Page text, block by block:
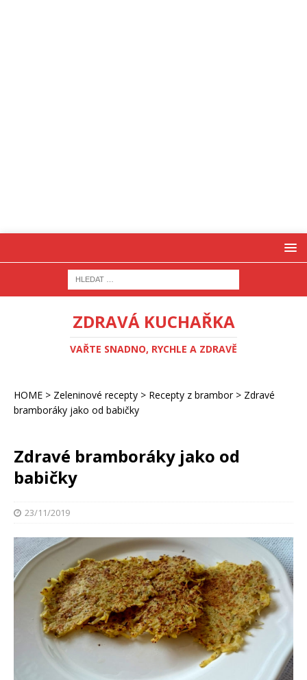
ZDRAVÁ KUCHAŘKA
VAŘTE SNADNO, RYCHLE A ZDRAVĚ
HOME > Zeleninové recepty > Recepty z brambor> Zdravé
bramboráky jako od babičky
Zdravé bramboráky jako od
babičky
23/11/2019